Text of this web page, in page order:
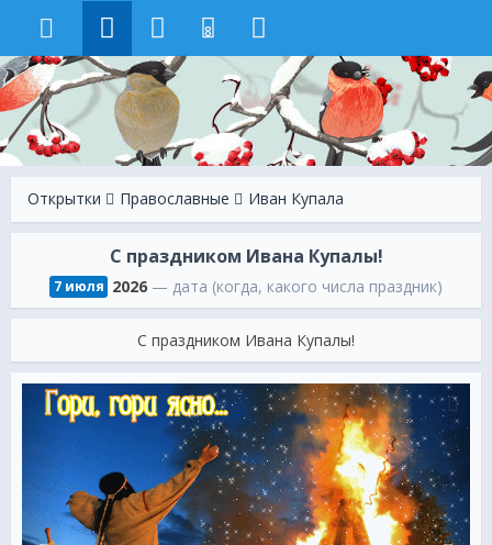
8
Открытки Православные Иван Купала
С праздником Ивана Купалы!
7 июля 2026 — дата (когда, какого числа праздник)
С праздником Ивана Купалы!